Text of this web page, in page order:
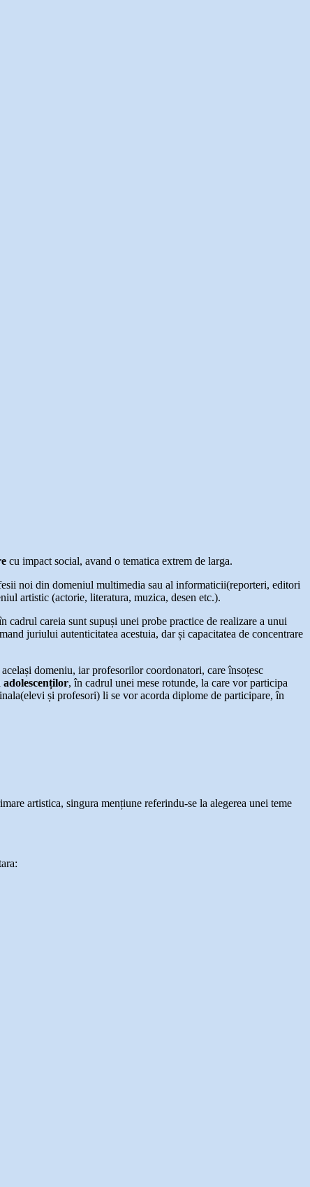
cu impact social, avand o tematica extrem de larga.
noi din domeniul multimedia sau al informaticii(reporteri, editori
artistic (actorie, literatura, muzica, desen etc.).
careia sunt supuși unei probe practice de realizare a unui
juriului autenticitatea acestuia, dar și capacitatea de concentrare
domeniu, iar profesorilor coordonatori, care însoțesc
adolescenților, în cadrul unei mese rotunde, la care vor participa
și profesori) li se vor acorda diplome de participare, în
artistica, singura mențiune referindu-se la alegerea unei teme